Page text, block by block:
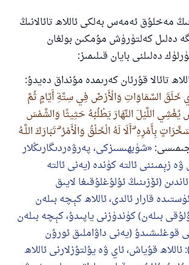
مەخلۇق ئەمەس بەلكى ئاللاھ تائالانىڭ
دەلىل كەلتۈرۈش مۇمكىن بولغان
دەلىلنى بايان قىلىمىز:
تائالا قۇرئان كەرىمدە مۇنداق دەيدۇ:
خَلَقَ السَّمَاوَاتِ وَالْأَرْضَ فِي سِتَّةِ أَيَّامٍ ثُمَّ
اللَّيْلَ النَّهَارَ يَطْلُبُهُ حَثِيثًا وَالشَّمْسَ
بِأَمْرِهِ ۗ أَلَا لَهُ الْخَلْقُ وَالْأَمْرُ ۗ تَبَارَكَ اللَّـهُ
شۈبھىسىزكى، پەرۋەردىگارىڭلار
ۋە زېمىننى ئالتە كۈندە (يەنى ئالتە
(ئۆزىنىڭ ئۇلۇغلۇقىغا لايىق
قارار ئالدى، ئاللاھ كېچە بىلەن
بىلەن) كۈندۈزنى ياپىدۇ، كېچە بىلەن
قوغلىشىدۇ (يەنى داۋاملىق ئورۇن
قۇياش، ئاي ۋە يۇلتۇزلارنى ئاللاھ